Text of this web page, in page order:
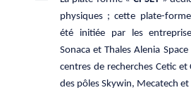
physiques ; cette plate-
été initiée par les
Sonaca et Thales Alenia
centres de recherches Cetic
des pôles Skywin, Mecatech et